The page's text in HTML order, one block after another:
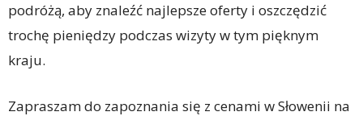
podróżą, aby znaleźć najlepsze oferty i oszczędzić
trochę pieniędzy podczas wizyty w tym pięknym
kraju.
Zapraszam do zapoznania się z cenami w Słowenii na